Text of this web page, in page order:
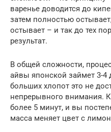
варенье доводится до
затем полностью
остывает – и так до тех
результат.
В общей сложности,
айвы японской займет 3-4
больших хлопот это не
непрерывного внимания.
более 5 минут, и вы
масса меняет цвет с